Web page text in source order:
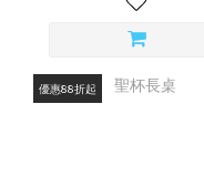
優惠88折起